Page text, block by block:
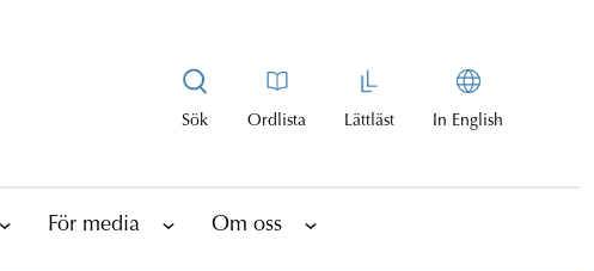
Sök Ordlista Lättläst In English
För media Om oss